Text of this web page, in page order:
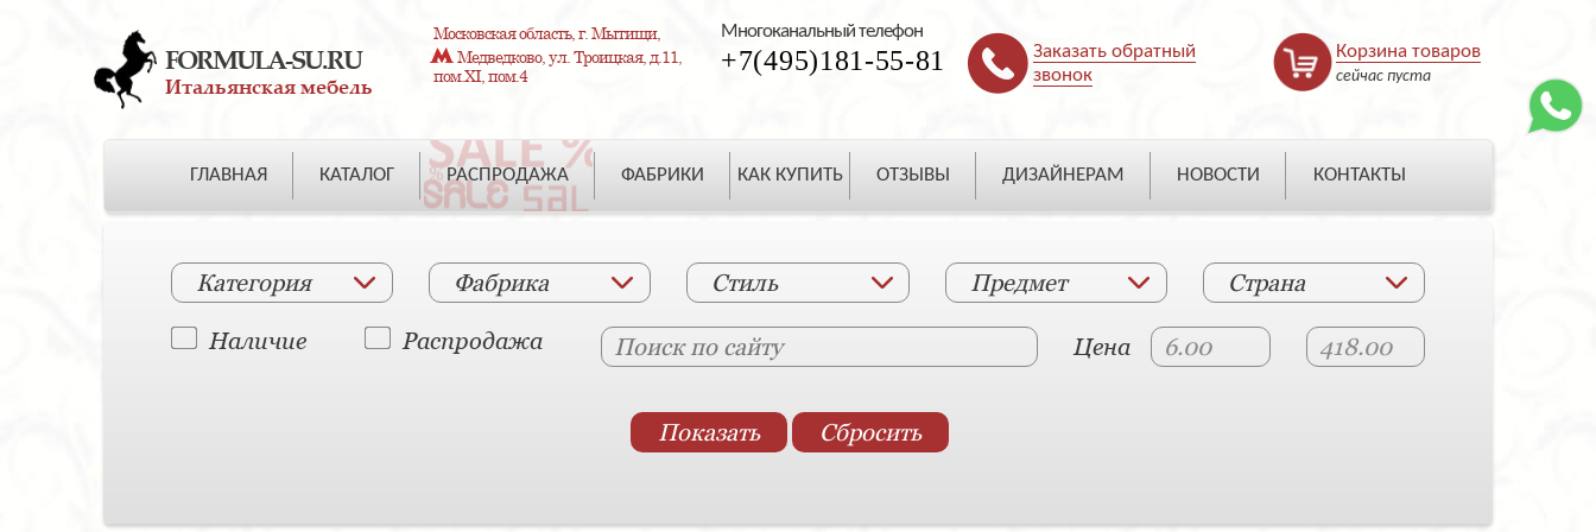
FORMULA-SU.RU
Итальянская мебель
Московская область, г. Мытищи,
Медведково, ул. Троицкая, д.11,
пом.XI, пом.4
Многоканальный телефон
+7(495)181-55-81
Заказать обратный
звонок
Корзина товаров
сейчас пуста
ГЛАВНАЯ КАТАЛОГ РАСПРОДАЖА ФАБРИКИ КАК КУПИТЬ ОТЗЫВЫ ДИЗАЙНЕРАМ НОВОСТИ КОНТАКТЫ
Категория Фабрика Стиль Предмет Страна
Наличие Распродажа Цена